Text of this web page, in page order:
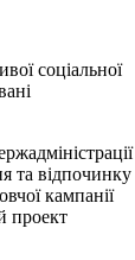
соціальної
та відпочинку
кампанії
проект